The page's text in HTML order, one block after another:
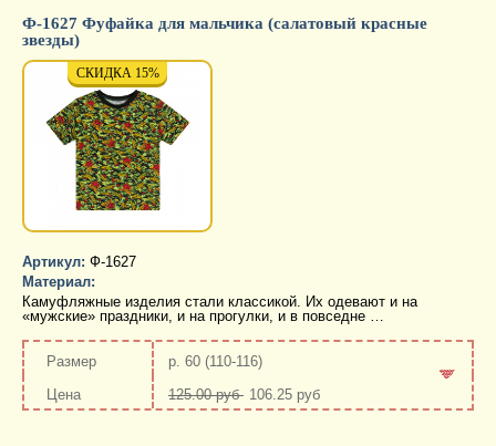
Ф-1627 Фуфайка для мальчика (салатовый красные
звезды)
СКИДКА 15%
Артикул: Ф-1627
Материал:
Камуфляжные изделия стали классикой. Их одевают и на
«мужские» праздники, и на прогулки, и в повседне …
р. 60 (110-116)
125.00 руб 106.25 руб